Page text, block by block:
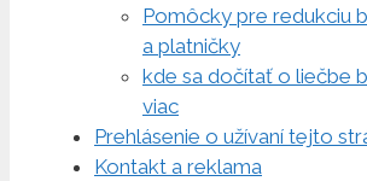
Pomôcky pre redukciu
a platničky
kde sa dočítať o liečbe
viac
Prehlásenie o užívaní tejto
Kontakt a reklama